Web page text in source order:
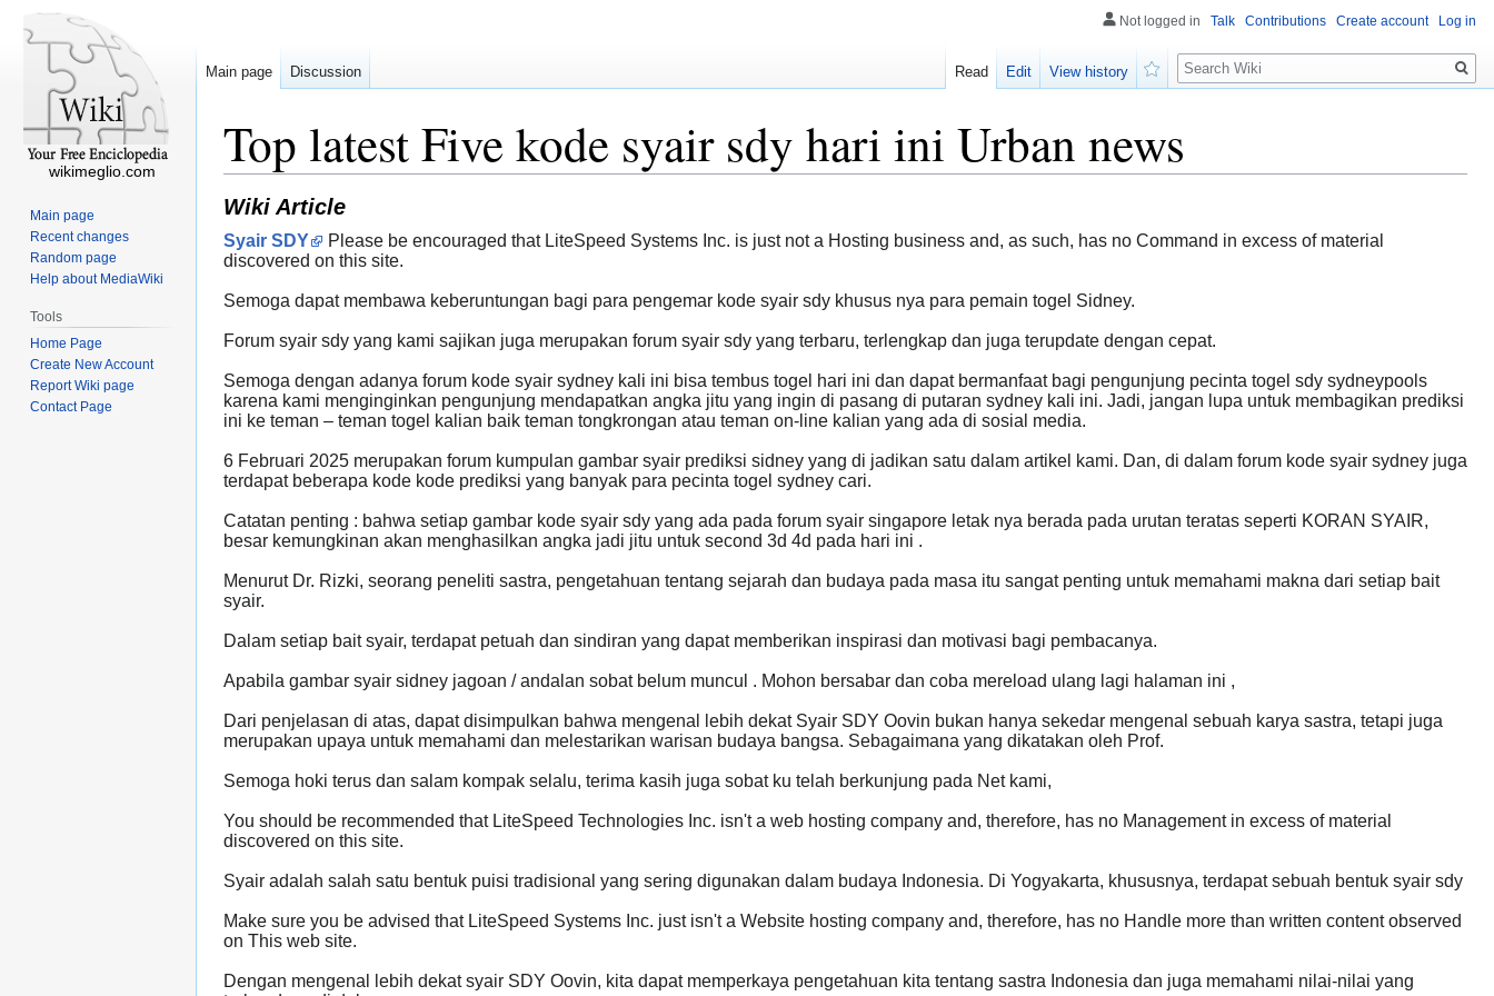
Top latest Five kode syair sdy hari ini Urban news
Wiki Article
Syair SDY
Please be encouraged that LiteSpeed Systems Inc. is just not a Hosting business and, as such, has no Command in excess of material
discovered on this site.
Semoga dapat membawa keberuntungan bagi para pengemar kode syair sdy khusus nya para pemain togel Sidney.
Forum syair sdy yang kami sajikan juga merupakan forum syair sdy yang terbaru, terlengkap dan juga terupdate dengan cepat.
Semoga dengan adanya forum kode syair sydney kali ini bisa tembus togel hari ini dan dapat bermanfaat bagi pengunjung pecinta togel sdy sydneypools
karena kami menginginkan pengunjung mendapatkan angka jitu yang ingin di pasang di putaran sydney kali ini. Jadi, jangan lupa untuk membagikan prediksi
ini ke teman – teman togel kalian baik teman tongkrongan atau teman on-line kalian yang ada di sosial media.
6 Februari 2025 merupakan forum kumpulan gambar syair prediksi sidney yang di jadikan satu dalam artikel kami. Dan, di dalam forum kode syair sydney juga
terdapat beberapa kode kode prediksi yang banyak para pecinta togel sydney cari.
Catatan penting : bahwa setiap gambar kode syair sdy yang ada pada forum syair singapore letak nya berada pada urutan teratas seperti KORAN SYAIR,
besar kemungkinan akan menghasilkan angka jadi jitu untuk second 3d 4d pada hari ini .
Menurut Dr. Rizki, seorang peneliti sastra, pengetahuan tentang sejarah dan budaya pada masa itu sangat penting untuk memahami makna dari setiap bait
syair.
Dalam setiap bait syair, terdapat petuah dan sindiran yang dapat memberikan inspirasi dan motivasi bagi pembacanya.
Apabila gambar syair sidney jagoan / andalan sobat belum muncul . Mohon bersabar dan coba mereload ulang lagi halaman ini ,
Dari penjelasan di atas, dapat disimpulkan bahwa mengenal lebih dekat Syair SDY Oovin bukan hanya sekedar mengenal sebuah karya sastra, tetapi juga
merupakan upaya untuk memahami dan melestarikan warisan budaya bangsa. Sebagaimana yang dikatakan oleh Prof.
Semoga hoki terus dan salam kompak selalu, terima kasih juga sobat ku telah berkunjung pada Net kami,
You should be recommended that LiteSpeed Technologies Inc. isn't a web hosting company and, therefore, has no Management in excess of material
discovered on this site.
Syair adalah salah satu bentuk puisi tradisional yang sering digunakan dalam budaya Indonesia. Di Yogyakarta, khususnya, terdapat sebuah bentuk syair sdy
Make sure you be advised that LiteSpeed Systems Inc. just isn't a Website hosting company and, therefore, has no Handle more than written content observed
on This web site.
Dengan mengenal lebih dekat syair SDY Oovin, kita dapat memperkaya pengetahuan kita tentang sastra Indonesia dan juga memahami nilai-nilai yang
Not logged in Talk Contributions Create account Log in
Main page Discussion Read Edit
View history
Search
wikimeglio.com
Main page
Recent changes
Random page
Help about MediaWiki
Tools
Home Page
Create New Account
Report Wiki page
Contact Page